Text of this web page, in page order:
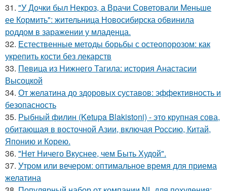
31. "У Дочки был Некроз, а Врачи Советовали Меньше
ее Кормить": жительница Новосибирска обвинила
роддом в заражении у младенца.
32. Естественные методы борьбы с остеопорозом: как
укрепить кости без лекарств
33. Певица из Нижнего Тагила: история Анастасии
Высоцкой
34. От желатина до здоровых суставов: эффективность и
безопасность
35. Рыбный филин (Ketupa Blakistoni) - это крупная сова,
обитающая в восточной Азии, включая Россию, Китай,
Японию и Корею.
36. "Нет Ничего Вкуснее, чем Быть Худой".
37. Утром или вечером: оптимальное время для приема
желатина